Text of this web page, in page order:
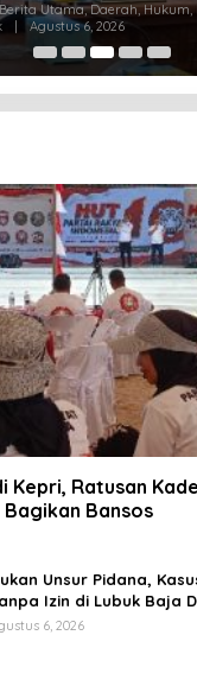
Utama, Daerah,
2, 2026
Kepri, Ratusan
Bansos
Unsur Pidana,
Izin di Lubuk Baja
6, 2026